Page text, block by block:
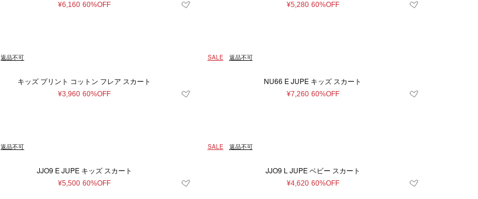
¥6,160 60%OFF ¥5,280 60%OFF
返品不可
キッズ プリント コットン フレア スカート
¥3,960 60%OFF
SALE 返品不可
NU66 E JUPE キッズ スカート
¥7,260 60%OFF
返品不可
JJO9 E JUPE キッズ スカート
¥5,500 60%OFF
SALE 返品不可
JJO9 L JUPE ベビー スカート
¥4,620 60%OFF